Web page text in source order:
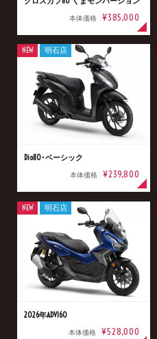
本体価格 ¥385,000
Dio110･ベーシック
本体価格 ¥239,800
NEW 明石店
2026年ADV160
本体価格 ¥528,000
NEW 明石店